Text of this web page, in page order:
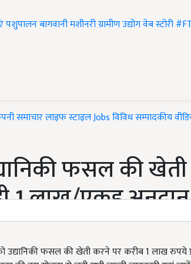
पशुपालनबागवानीमशीनरीग्रामीण उद्योगवेब स्टोरी
समाचारलाइफ स्टाइलJobsविविधसम्पादकीय
फसल की
1 लाख/एकड़
उद्यानिकी फसल की खेती करने पर करीब 1 लाख रुपये